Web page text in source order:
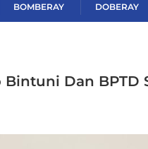
BOMBERAY DOBERAY
Bintuni Dan